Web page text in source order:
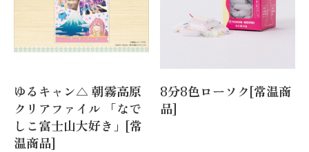
ゆるキャン△ 朝霧高原
クリアファイル 「なで
しこ富士山大好き」[常
温商品]
8分8色ローソク[常温商
品]